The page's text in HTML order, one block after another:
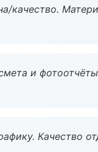
качество.
и
Качество